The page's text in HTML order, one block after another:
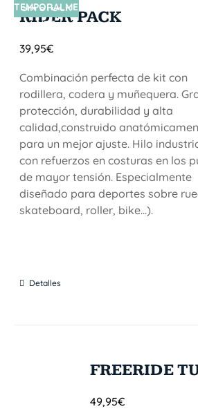
SIN STOCK
TEMPORALME
NTE
RIDER PACK
39,95€
Combinación perfecta de kit con
rodillera, codera y muñequera.
protección, durabilidad y alta
calidad,construido
para un mejor ajuste. Hilo
con refuerzos en costuras en los
de mayor tensión. Especialmente
diseñado para deportes sobre
skateboard, roller, bike...).
Detalles
FREERIDE
49,95€